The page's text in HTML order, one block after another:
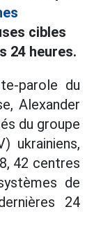
cibles
24 heures.
parole du
Alexander
du groupe
ukrainiens,
42 centres
de
24